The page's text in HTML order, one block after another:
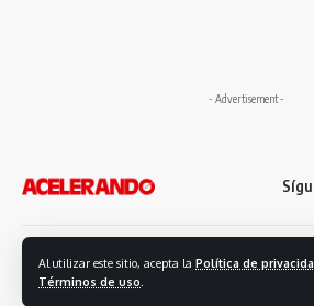
Al utilizar este sitio, acepta la Política de
Términos de uso
- Advertisement -
© 2023. Revista Acelerando, Todos los